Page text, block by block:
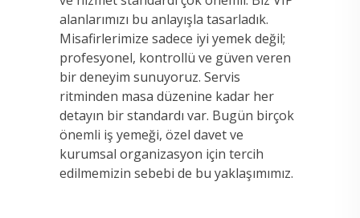
alanlarımızı bu anlayışla tasarladık.
Misafirlerimize sadece iyi yemek değil;
profesyonel, kontrollü ve güven veren
bir deneyim sunuyoruz. Servis
ritminden masa düzenine kadar her
detayın bir standardı var. Bugün birçok
önemli iş yemeği, özel davet ve
kurumsal organizasyon için tercih
edilmemizin sebebi de bu yaklaşımımız.